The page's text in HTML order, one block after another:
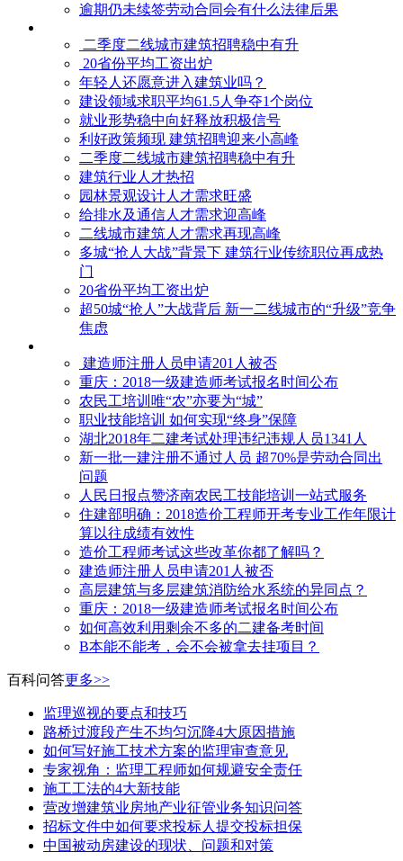
逾期仍未续签劳动合同会有什么法律后果
二季度二线城市建筑招聘稳中有升
20省份平均工资出炉
年轻人还愿意进入建筑业吗？
建设领域求职平均61.5人争夺1个岗位
就业形势稳中向好释放积极信号
利好政策频现 建筑招聘迎来小高峰
二季度二线城市建筑招聘稳中有升
建筑行业人才热招
园林景观设计人才需求旺盛
给排水及通信人才需求迎高峰
二线城市建筑人才需求再现高峰
多城“抢人大战”背景下 建筑行业传统职位再成热
门
20省份平均工资出炉
超50城“抢人”大战背后 新一二线城市的“升级”竞争
焦虑
建造师注册人员申请201人被否
​重庆：2018一级建造师考试报名时间公布
农民工培训唯“农”亦要为“城”
职业技能培训 如何实现“终身”保障
湖北2018年二建考试处理违纪违规人员1341人
新一批一建注册不通过人员 超70%是劳动合同出
问题
人民日报点赞济南农民工技能培训一站式服务
住建部明确：2018造价工程师开考专业工作年限计
算以往成绩有效性
造价工程师考试这些改革你都了解吗？
建造师注册人员申请201人被否
高层建筑与多层建筑消防给水系统的异同点？
​重庆：2018一级建造师考试报名时间公布
如何高效利用剩余不多的二建备考时间
B本能不能考，会不会被拿去挂项目？
百科问答更多>>
监理巡视的要点和技巧
路桥过渡段产生不均匀沉降4大原因措施
如何写好施工技术方案的监理审查意见
专家视角：监理工程师如何规避安全责任
施工工法的4大新技能
营改增建筑业房地产业征管业务知识问答
招标文件中如何要求投标人提交投标担保
中国被动房建设的现状、问题和对策